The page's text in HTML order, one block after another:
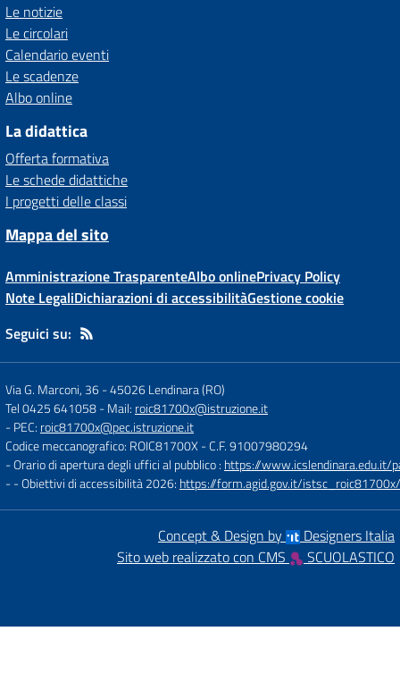
Le notizie
Le circolari
Calendario eventi
Le scadenze
Albo online
La didattica
Offerta formativa
Le schede didattiche
I progetti delle classi
Mappa del sito
Amministrazione TrasparenteAlbo onlinePrivacy Policy
Note LegaliDichiarazioni di accessibilitàGestione cookie
Seguici su:
Via G. Marconi, 36-45026 Lendinara (RO)
Tel 0425 641058- Mail: roic81700x@istruzione.it
- PEC: roic81700x@pec.istruzione.it
Codice meccanografico: ROIC81700X- C.F. 91007980294
- Orario di apertura degli uffici al pubblico : https://www.icslendinara.edu.it/
- - Obiettivi di accessibilità 2026: https://form.agid.gov.it/
Concept & Design by
Designers Italia
Sito web realizzato con CMS
SCUOLASTICO